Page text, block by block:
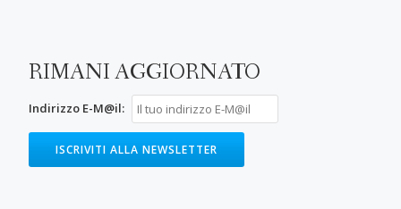
RIMANI AGGIORNATO
Indirizzo E-M@il: